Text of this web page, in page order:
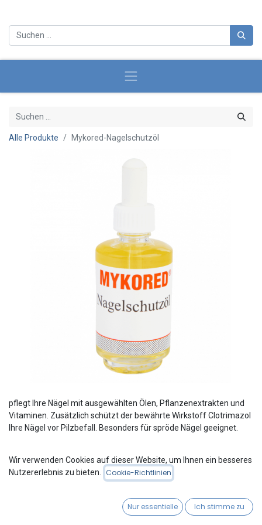
Alle Produkte Mykored-Nagelschutzöl
pflegt Ihre Nägel mit ausgewählten Ölen, Pflanzenextrakten und
Vitaminen. Zusätzlich schützt der bewährte Wirkstoff Clotrimazol
Ihre Nägel vor Pilzbefall. Besonders für spröde Nägel geeignet.
Please Loginto see Product Price
Mykored-Nagelschutzöl
Wir verwenden Cookies auf dieser Website, um Ihnen ein besseres
Nutzererlebnis zu bieten.
Cookie-Richtlinien
Nur essentielle Ich stimme zu